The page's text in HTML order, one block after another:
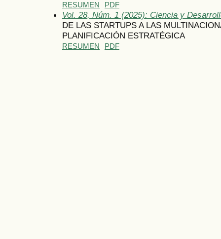
RESUMEN PDF
Vol. 28, Núm. 1 (2025): Ciencia y
DE LAS STARTUPS A LAS
PLANIFICACIÓN ESTRATÉGICA
RESUMEN PDF